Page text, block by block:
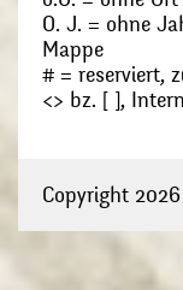
O. J. = ohne
Mappe
# = reserviert,
<> bz. [ ],
Copyright